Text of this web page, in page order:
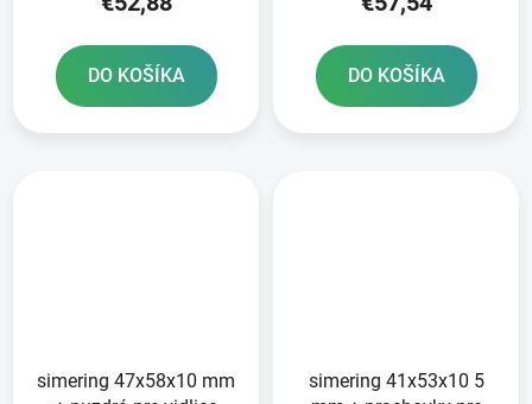
DO KOŠÍKA DO KOŠÍKA
simering 47x58x10 mm
simering 41x53x10 5